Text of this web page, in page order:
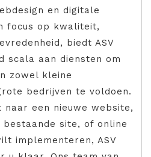
en digitale
focus op kwaliteit,
biedt ASV
scala aan diensten om
zowel kleine
bedrijven te voldoen.
naar een nieuwe website,
site, of online
implementeren, ASV